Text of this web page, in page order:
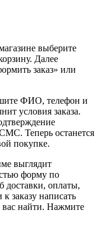
выберите
Далее
заказ» или
ФИО, телефон и
условия заказа.
Теперь останется
покупке.
выглядит
форму по
доставки, оплаты,
заказу написать
найти. Нажмите